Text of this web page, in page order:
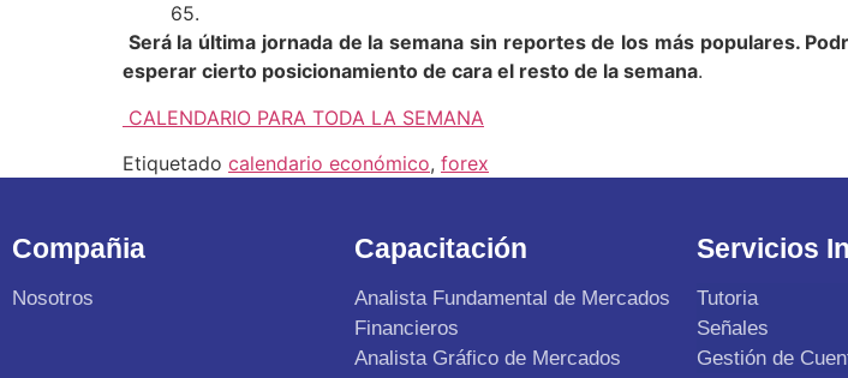
65.
Será la última jornada de la semana sin reportes de los más populares.
esperar cierto posicionamiento de cara el resto de la semana.
CALENDARIO PARA TODA LA SEMANA
Etiquetado calendario económico, forex
Compañia
Nosotros
Capacitación
Analista Fundamental de Mercados
Financieros
Analista Gráfico de Mercados
Servicios
Tutoria
Señales
Gestión de